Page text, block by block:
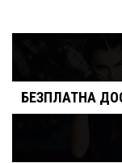
БЕЗПЛАТНА